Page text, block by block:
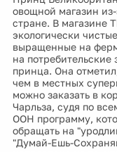
овощной магазин
стране. В магазине
экологически
выращенные на
на потребительские
принца. Она
чем в местных
можно заказать в
Чарльза, судя по
ООН программу,
обращать на
"Думай-Ешь-